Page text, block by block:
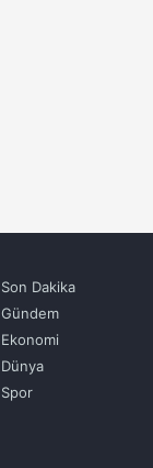
Son Dakika
Gündem
Ekonomi
Dünya
Spor